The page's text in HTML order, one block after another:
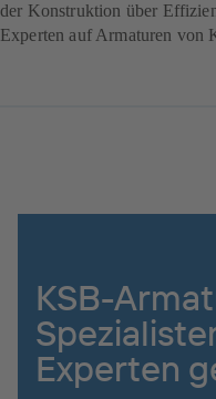
der Konstruktion über
Experten auf Armaturen von
KSB-
Experten